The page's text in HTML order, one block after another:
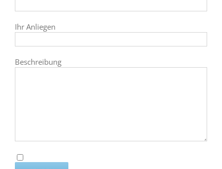
Ihr Anliegen
Beschreibung